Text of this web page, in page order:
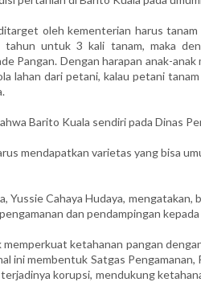
oleh kementerian harus
untuk 3 kali tanam, maka
Pangan. Dengan harapan anak-
lahan dari petani, kalau petani
Barito Kuala sendiri pada Dinas
mendapatkan varietas yang bisa
Yussie Cahaya Hudaya,
dan pendampingan
ketahanan pangan
ini membentuk Satgas
korupsi, mendukung